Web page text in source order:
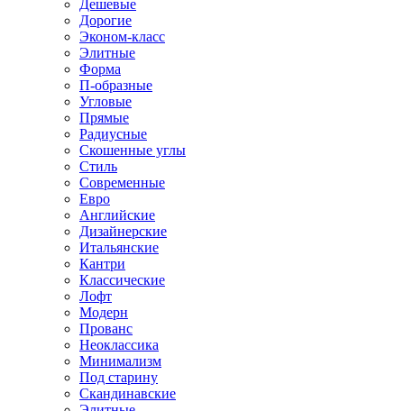
Дешевые
Дорогие
Эконом-класс
Элитные
Форма
П-образные
Угловые
Прямые
Радиусные
Скошенные углы
Стиль
Современные
Евро
Английские
Дизайнерские
Итальянские
Кантри
Классические
Лофт
Модерн
Прованс
Неоклассика
Минимализм
Под старину
Скандинавские